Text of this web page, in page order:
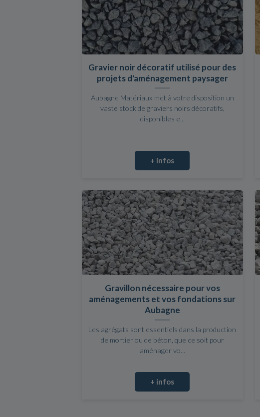
Gravier noir décoratif utilisé pour des
projets d'aménagement paysager
Aubagne Matériaux met à votre disposition un
vaste stock de graviers noirs décoratifs,
disponibles e...
+ infos
Gravillon nécessaire pour vos
aménagements et vos fondations sur
Aubagne
Les agrégats sont essentiels dans la production
de mortier ou de béton, que ce soit pour
aménager vo...
+ infos